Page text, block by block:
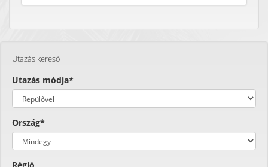
Utazás kereső
Utazás módja*
Ország*
Régió